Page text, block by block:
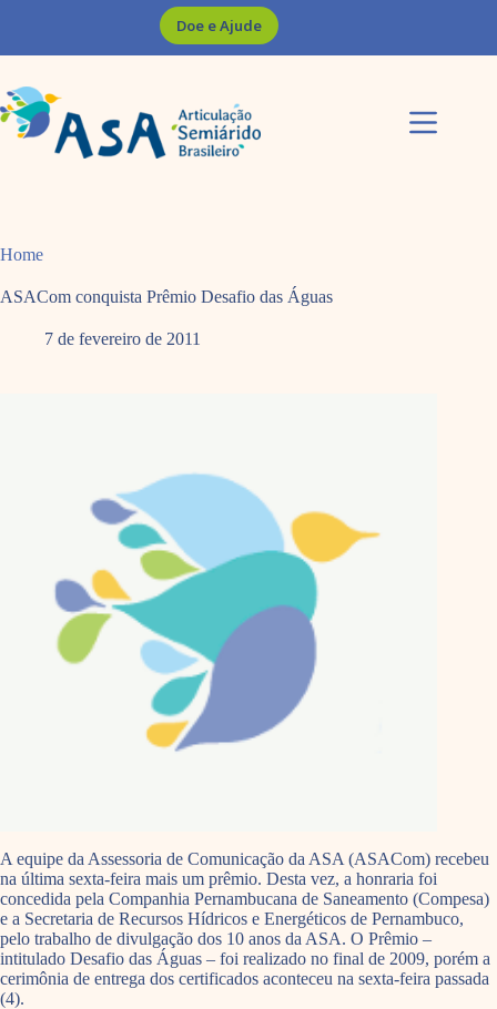
Doe e Ajude
Home
ASACom conquista Prêmio Desafio das Águas
7 de fevereiro de 2011
A equipe da Assessoria de Comunicação da ASA (ASACom) recebeu
na última sexta-feira mais um prêmio. Desta vez, a honraria foi
concedida pela Companhia Pernambucana de Saneamento (Compesa)
e a Secretaria de Recursos Hídricos e Energéticos de Pernambuco,
pelo trabalho de divulgação dos 10 anos da ASA. O Prêmio –
intitulado Desafio das Águas – foi realizado no final de 2009, porém a
cerimônia de entrega dos certificados aconteceu na sexta-feira passada
(4).